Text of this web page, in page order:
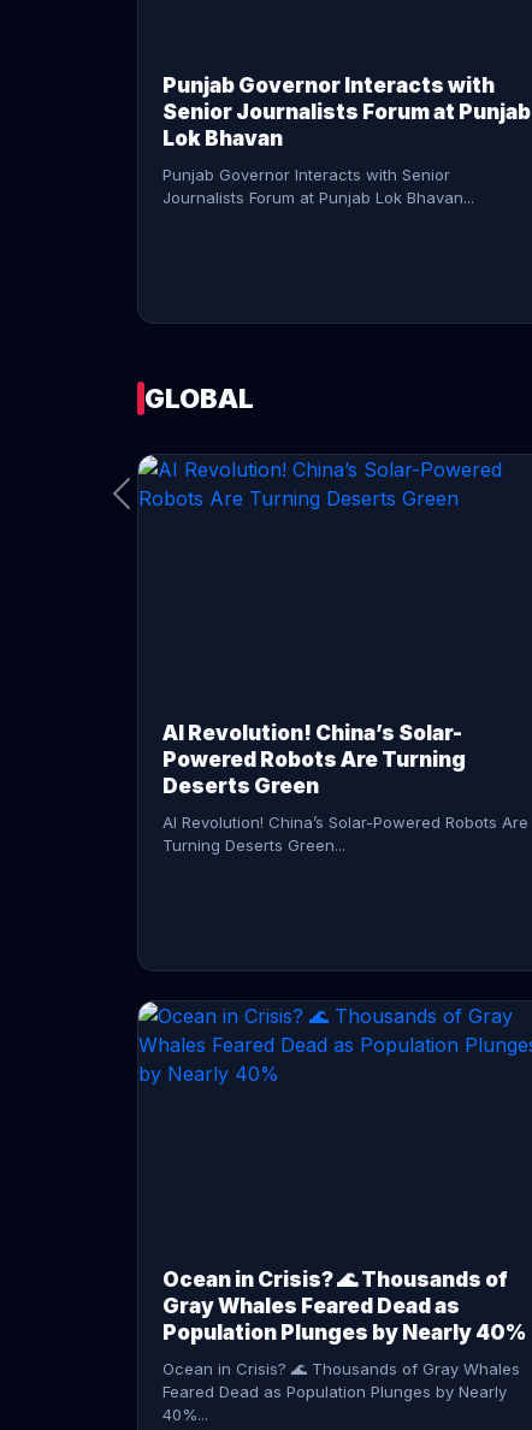
Punjab Governor Interacts with
Senior Journalists Forum at Punjab
Lok Bhavan
Punjab Governor Interacts with Senior
Journalists Forum at Punjab Lok Bhavan...
GLOBAL
AI Revolution! China’s Solar-
Powered Robots Are Turning
Deserts Green
AI Revolution! China’s Solar-Powered Robots Are
Turning Deserts Green...
Ocean in Crisis? 🌊 Thousands of
Gray Whales Feared Dead as
Population Plunges by Nearly 40%
Ocean in Crisis? 🌊 Thousands of Gray Whales
Feared Dead as Population Plunges by Nearly
40%...